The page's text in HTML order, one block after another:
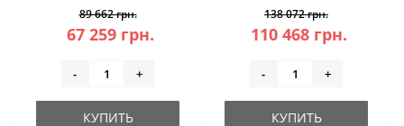
89 662 грн.
67 259 грн.
- +
КУПИТЬ
138 072 грн.
110 468 грн.
- +
КУПИТЬ